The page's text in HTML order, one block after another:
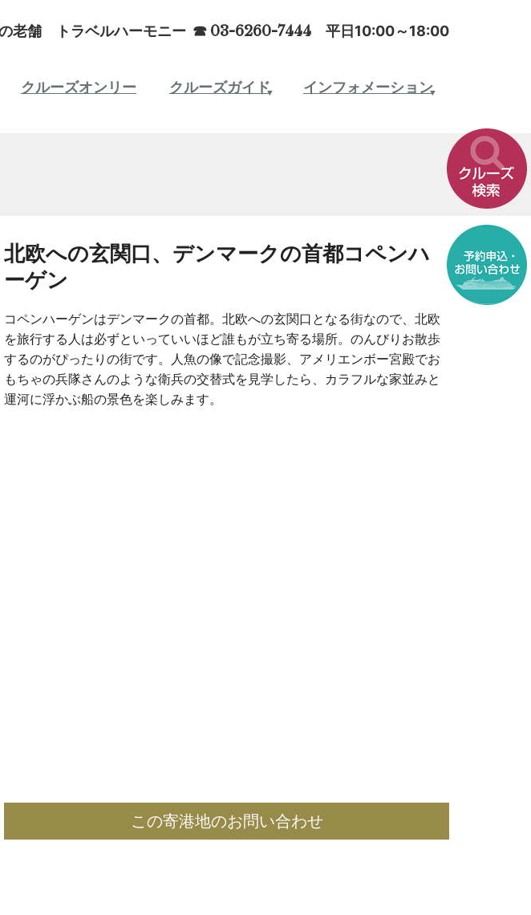
の老舗 トラベルハーモニー ☎ 03-6260-7444 平日10:00～18:00
クルーズオンリー クルーズガイド インフォメーション
北欧への玄関口、デンマークの首都コペンハ
ーゲン
コペンハーゲンはデンマークの首都。北欧への玄関口となる街なので、北欧
を旅行する人は必ずといっていいほど誰もが立ち寄る場所。のんびりお散歩
するのがぴったりの街です。人魚の像で記念撮影、アメリエンボー宮殿でお
もちゃの兵隊さんのような衛兵の交替式を見学したら、カラフルな家並みと
運河に浮かぶ船の景色を楽しみます。
この寄港地のお問い合わせ